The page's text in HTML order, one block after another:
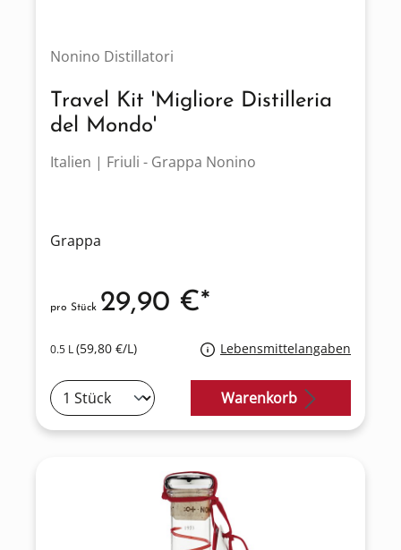
Nonino Distillatori
Travel Kit 'Migliore Distilleria
del Mondo'
Italien | Friuli - Grappa Nonino
Grappa
0.5 L(59,80 €/L) Lebensmittelangaben
pro Stück 29,90 €*
Warenkorb